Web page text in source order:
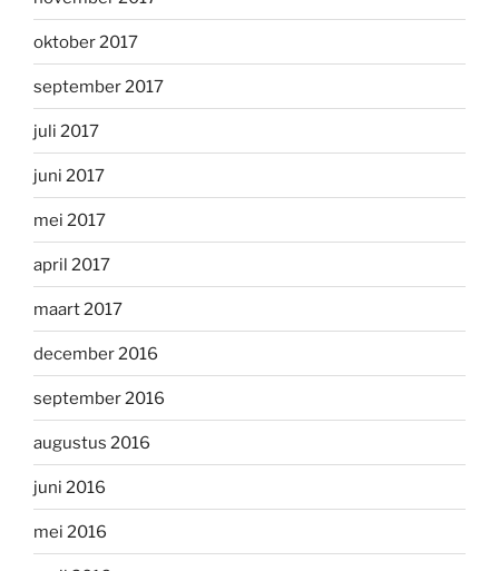
oktober 2017
september 2017
juli 2017
juni 2017
mei 2017
april 2017
maart 2017
december 2016
september 2016
augustus 2016
juni 2016
mei 2016